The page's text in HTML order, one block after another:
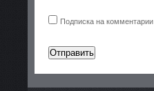
Подписка на комментарии